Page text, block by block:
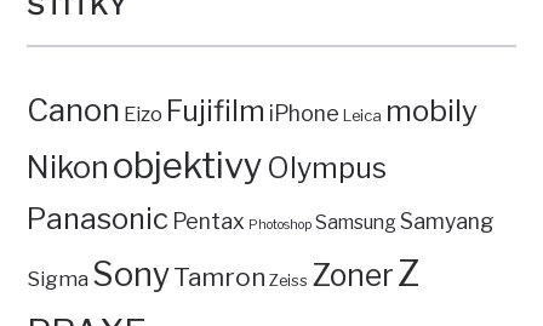
Canon Eizo Fujifilm iPhone Leica mobily
Nikon objektivy Olympus
Panasonic Pentax Photoshop SamsungSamyang
Sigma SonyTamron Zeiss ZonerZ